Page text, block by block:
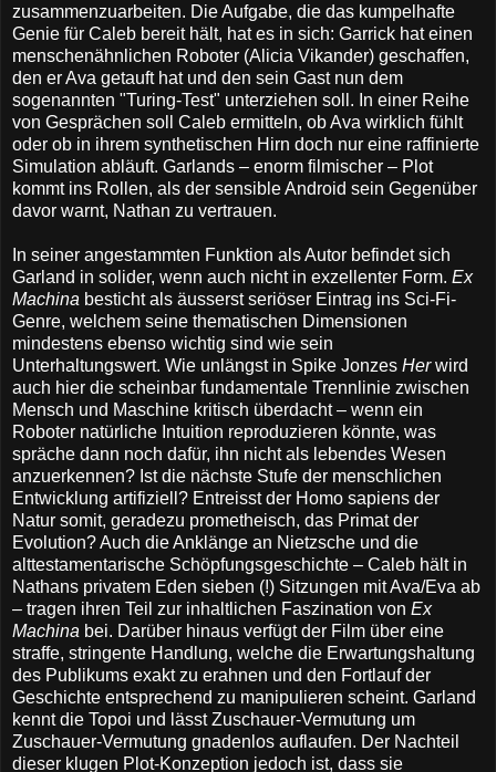
zusammenzuarbeiten. Die Aufgabe, die das kumpelhafte
Genie für Caleb bereit hält, hat es in sich: Garrick hat einen
menschenähnlichen Roboter (Alicia Vikander) geschaffen,
den er Ava getauft hat und den sein Gast nun dem
sogenannten "Turing-Test" unterziehen soll. In einer Reihe
von Gesprächen soll Caleb ermitteln, ob Ava wirklich fühlt
oder ob in ihrem synthetischen Hirn doch nur eine raffinierte
Simulation abläuft. Garlands – enorm filmischer – Plot
kommt ins Rollen, als der sensible Android sein Gegenüber
davor warnt, Nathan zu vertrauen.
In seiner angestammten Funktion als Autor befindet sich
Garland in solider, wenn auch nicht in exzellenter Form. Ex
Machina besticht als äusserst seriöser Eintrag ins Sci-Fi-
Genre, welchem seine thematischen Dimensionen
mindestens ebenso wichtig sind wie sein
Unterhaltungswert. Wie unlängst in Spike Jonzes Herwird
auch hier die scheinbar fundamentale Trennlinie zwischen
Mensch und Maschine kritisch überdacht – wenn ein
Roboter natürliche Intuition reproduzieren könnte, was
spräche dann noch dafür, ihn nicht als lebendes Wesen
anzuerkennen? Ist die nächste Stufe der menschlichen
Entwicklung artifiziell? Entreisst der Homo sapiens der
Natur somit, geradezu prometheisch, das Primat der
Evolution? Auch die Anklänge an Nietzsche und die
alttestamentarische Schöpfungsgeschichte – Caleb hält in
Nathans privatem Eden sieben (!) Sitzungen mit Ava/Eva ab
– tragen ihren Teil zur inhaltlichen Faszination von Ex
Machina bei. Darüber hinaus verfügt der Film über eine
straffe, stringente Handlung, welche die Erwartungshaltung
des Publikums exakt zu erahnen und den Fortlauf der
Geschichte entsprechend zu manipulieren scheint. Garland
kennt die Topoi und lässt Zuschauer-Vermutung um
Zuschauer-Vermutung gnadenlos auflaufen. Der Nachteil
dieser klugen Plot-Konzeption jedoch ist, dass sie